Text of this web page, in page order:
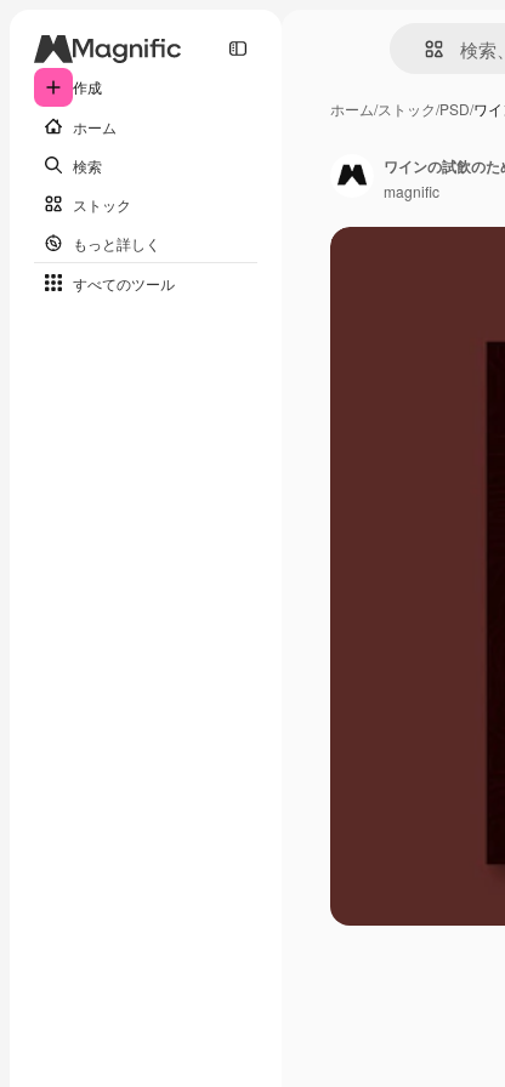
作成
ホーム
検索
ストック
もっと詳しく
すべてのツール
ホーム/ストック/PSD/ワ
ワインの試飲の
magnific